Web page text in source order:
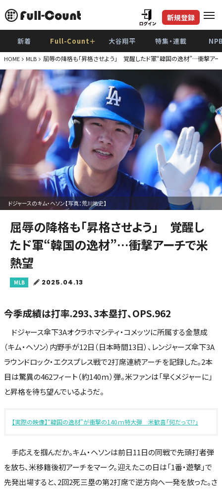
新規登録
新着 Full-Count＋ 大谷翔平 特集・連載
HOME MLB 屈辱の降格も「昇格させよう」 覚醒したド軍“韓国の逸材”…衝撃ア
ドジャースのキム・ヘソン【写真：荒川祐史】
屈辱の降格も「昇格させよう」 覚醒し
たド軍“韓国の逸材”…衝撃アーチで米
熱望
MLB 2025.04.13
今季成績は打率.293、3本塁打、OPS.962
ドジャース傘下3Aオクラホマシティ・コメッツに所属する金慧成
（キム・ヘソン）内野手が12日（日本時間13日）、レンジャーズ傘下3A
ラウンドロック・エクスプレス戦で2打席連続アーチを記録した。2本
目は驚異の462フィート（約140ｍ）弾。米ファンは「早くメジャーに」
と昇格を待ち望んでいるようだ。
【実際の映像】“韓国の逸材”が衝撃の140ｍ特大弾 米歓喜「何だって!?」
手応えを掴んだか。キム・ヘソンは前日11日の同戦で先頭打者弾
を放ち、米移籍後初アーチをマーク。迎えたこの日は「1番・遊撃」で
先発出場すると、2回2死三塁の第2打席で逆方向へ一発を放った。さ